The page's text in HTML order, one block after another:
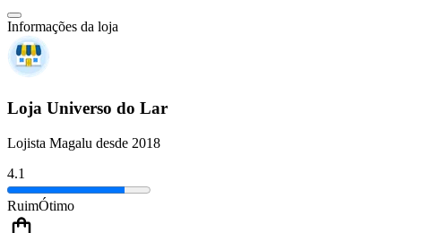
Informações da loja
Loja Universo do Lar
Lojista Magalu desde 2018
4.1
RuimÓtimo